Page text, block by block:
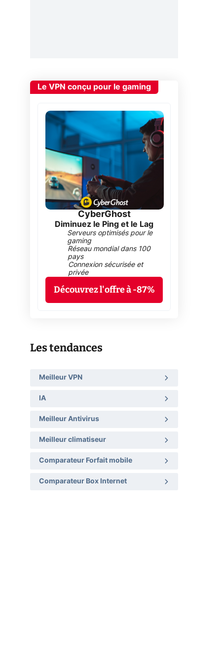
Le VPN conçu pour le gaming
CyberGhost
Diminuez le Ping et le Lag
Serveurs optimisés pour le
gaming
Réseau mondial dans 100
pays
Connexion sécurisée et
privée
Découvrez l'offre à -87%
Les tendances
Meilleur VPN
IA
Meilleur Antivirus
Meilleur climatiseur
Comparateur Forfait mobile
Comparateur Box Internet